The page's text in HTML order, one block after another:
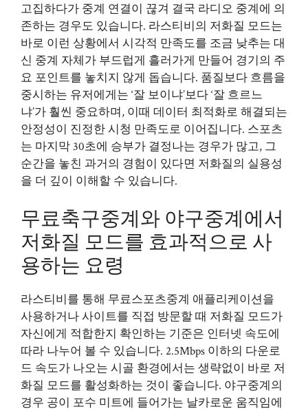
고집하다가 중계 연결이 끊겨 결국 라디오 중계에 의
존하는 경우도 있습니다. 라스티비의 저화질 모드는
바로 이런 상황에서 시각적 만족도를 조금 낮추는 대
신 중계 자체가 부드럽게 흘러가게 만들어 경기의 주
요 포인트를 놓치지 않게 돕습니다. 품질보다 흐름을
중시하는 유저에게는 ‘잘 보이냐’보다 ‘잘 흐르느
냐’가 훨씬 중요하며, 이때 데이터 최적화로 해결되는
안정성이 진정한 시청 만족도로 이어집니다. 스포츠
는 마지막 30초에 승부가 결정나는 경우가 많고, 그
순간을 놓친 과거의 경험이 있다면 저화질의 실용성
을 더 깊이 이해할 수 있습니다.
무료축구중계와 야구중계에서
저화질 모드를 효과적으로 사
용하는 요령
라스티비를 통해 무료스포츠중계 애플리케이션을
사용하거나 사이트를 직접 방문할 때 저화질 모드가
자신에게 적합한지 확인하는 기준은 인터넷 속도에
따라 나누어 볼 수 있습니다. 2.5Mbps 이하의 다운로
드 속도가 나오는 시골 환경에서는 생략없이 바로 저
화질 모드를 활성화하는 것이 좋습니다. 야구중계의
경우 공이 포수 미트에 들어가는 날카로운 움직임에